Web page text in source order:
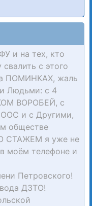
и на тех, кто
с этого
ПОМИНКАХ, жаль
Людьми: с 4
ВОРОБЕЙ, с
и с Другими,
обществе
СТАЖЕМ я уже не
моём телефоне и
Петровского!
ДЗТО!